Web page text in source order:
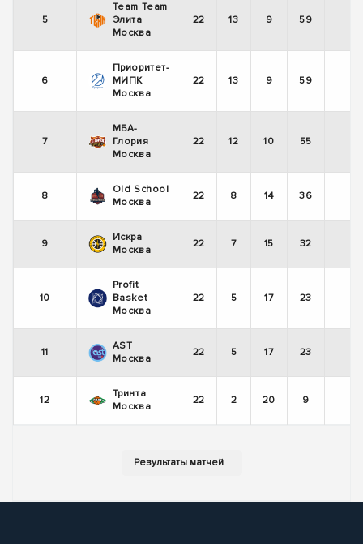
5
Team Team
Элита
Москва
22 13 9 59
6
Приоритет-
МИПК
Москва
22 13 9 59
7
МБА-
Глория
Москва
22 12 10 55
8
Old School
Москва
22 8 14 36
9
Искра
Москва
22 7 15 32
10
Profit
Basket
Москва
22 5 17 23
11
AST
Москва
22 5 17 23
12
Тринта
Москва
22 2 20 9